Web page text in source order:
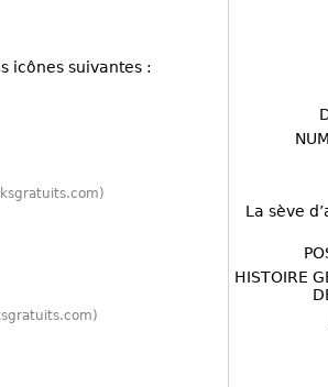
icônes suivantes :
La sève
HISTOIRE